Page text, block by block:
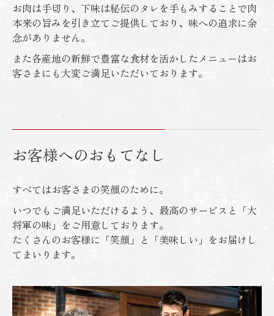
お肉は手切り、下味は秘伝のタレを手もみすることで肉
本来の旨みを引き立てご提供しており、味への追求に余
念がありません。
また各産地の新鮮で豊富な食材を活かしたメニューはお
客さまにも大変ご満足いただいております。
お客様へのおもてなし
すべてはお客さまの笑顔のために。
いつでもご満足いただけるよう、最高のサービスと「大
将軍の味」をご用意しております。
たくさんのお客様に「笑顔」と「美味しい」をお届けし
てまいります。